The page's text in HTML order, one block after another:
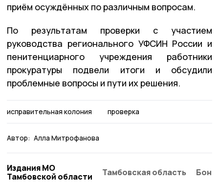
приём осуждённых по различным вопросам.
По результатам проверки с участием
руководства регионального УФСИН России и
пенитенциарного учреждения работники
прокуратуры подвели итоги и обсудили
проблемные вопросы и пути их решения.
исправительная колония проверка
Автор: Алла Митрофанова
Издания МО
Тамбовской области
Тамбовская область